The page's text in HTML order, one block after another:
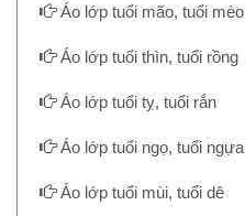
Áo lớp tuổi mão, tuổi mèo
Áo lớp tuổi thìn, tuổi rồng
Áo lớp tuổi tỵ, tuổi rắn
Áo lớp tuổi ngọ, tuổi ngựa
Áo lớp tuổi mùi, tuổi dê